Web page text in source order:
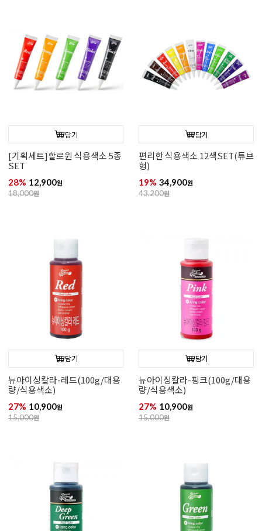
담기
[기획세트]할로윈 식용색소 5종
SET
28% 12,900원
18,000원
담기
편리한 식용색소 12색SET(튜브
형)
19% 34,900원
43,200원
담기
뉴아이싱칼라-레드(100g/대용
량/식용색소)
27% 10,900원
15,000원
담기
뉴아이싱칼라-핑크(100g/대용
량/식용색소)
27% 10,900원
15,000원